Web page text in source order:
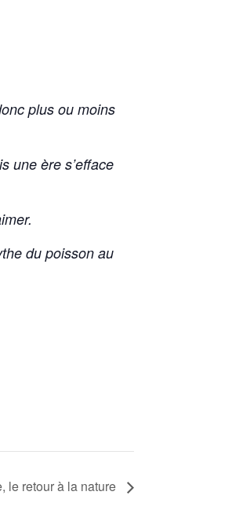
plus ou moins
une ère s’efface
du poisson au
le retour à la nature